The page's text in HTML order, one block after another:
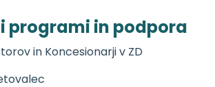
programi in podpora
in Koncesionarji v ZD